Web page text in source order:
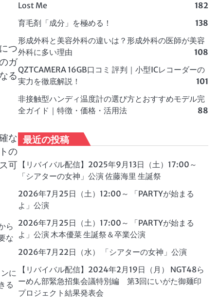
つ
ガ
る
な
の
可
ら
な
に
る
Lost Me
182
育毛剤「成分」を極める！
138
形成外科と美容外科の違いは？形成外科の医師が美容
外科に多い理由
108
QZTCAMERA 16GB口コミ 評判｜小型ICレコーダーの
実力を徹底解説！
101
非接触型ハンディ温度計の選び方とおすすめモデル完
全ガイド｜特徴・価格・活用法
88
最近の投稿
【リバイバル配信】2025年9月13日（土）17:00～
「シアターの女神」公演 佐藤海里 生誕祭
2026年7月25日（土）12:00～ 「PARTYが始まる
よ」公演
2026年7月25日（土）17:00～ 「PARTYが始まる
よ」公演 木本優菜 生誕祭＆卒業公演
2026年7月22日（水） 「シアターの女神」公演
【リバイバル配信】2024年2月19日（月） NGT48ら
ーめん部緊急招集会議特別編 第3回にいがた御麺印
プロジェクト結果発表会